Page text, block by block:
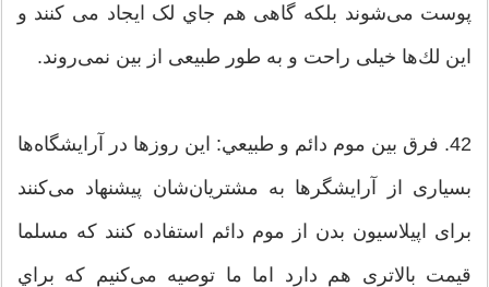
پوست می‌شوند بلکه گاهی هم جاي لک ایجاد می‌ کنند و
این لك‌ها خیلی راحت و به طور طبیعی از بین نمی‌روند.
42. فرق بين موم دائم و طبيعي: این روزها در آرایشگاه‌ها
بسیاری از آرایشگرها به مشتریان‌شان پیشنهاد می‌کنند
برای اپیلاسیون بدن از موم دائم استفاده کنند که مسلما
قیمت بالاتری هم دارد اما ما توصیه می‌کنیم که براي